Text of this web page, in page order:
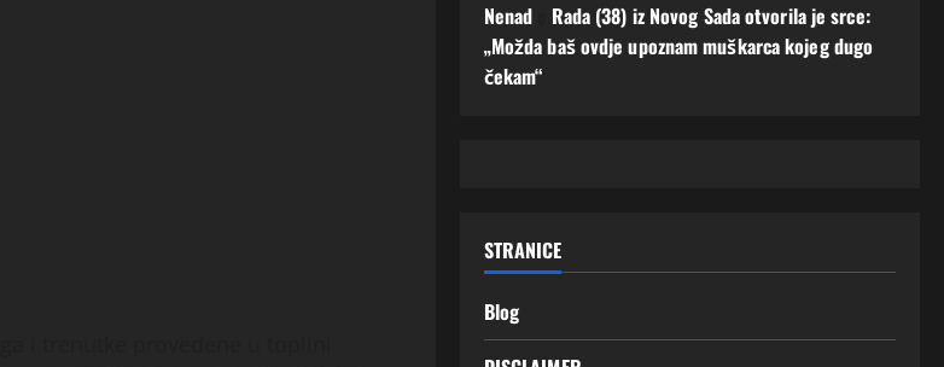
Nenad
Rada (38) iz Novog Sada otvorila je srce:
„Možda baš ovdje upoznam muškarca kojeg dugo
čekam“
STRANICE
Blog